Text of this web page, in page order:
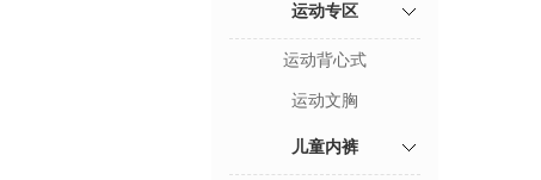
运动专区
运动背心式
运动文胸
儿童内裤